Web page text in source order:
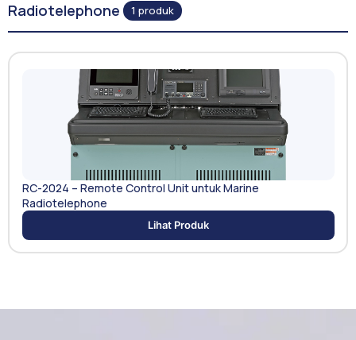
Radiotelephone 1 produk
RC-2024 – Remote Control Unit untuk Marine
Radiotelephone
Lihat Produk